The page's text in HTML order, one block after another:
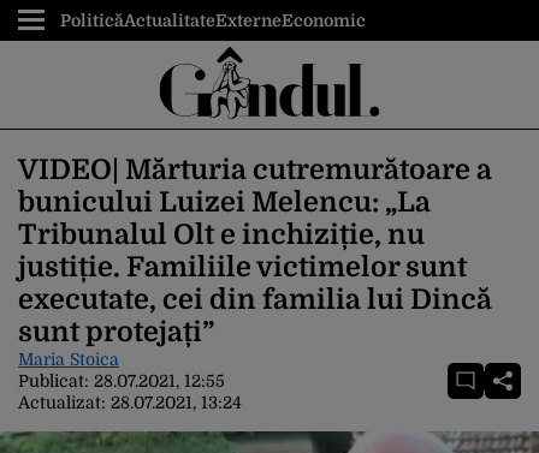
PoliticăActualitateExterneEconomic
VIDEO| Mărturia cutremurătoare a
bunicului Luizei Melencu: „La
Tribunalul Olt e inchiziție, nu
justiție. Familiile victimelor sunt
executate, cei din familia lui Dincă
sunt protejați”
Maria Stoica
Publicat: 28.07.2021, 12:55
Actualizat: 28.07.2021, 13:24